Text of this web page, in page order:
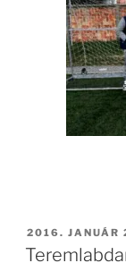
BEKÜLDVE:
2016. JANUÁR